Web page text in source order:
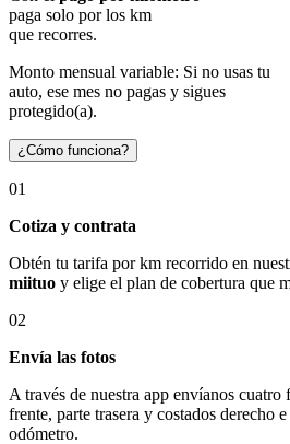
paga solo por los km
que recorres.
Monto mensual variable: Si no usas tu
auto, ese mes no pagas y sigues
protegido(a).
¿Cómo funciona?
01
Cotiza y contrata
Obtén tu tarifa por km recorrido en
miituo y elige el plan de cobertura que
02
Envía las fotos
A través de nuestra app envíanos cuatro
frente, parte trasera y costados derecho
odómetro.